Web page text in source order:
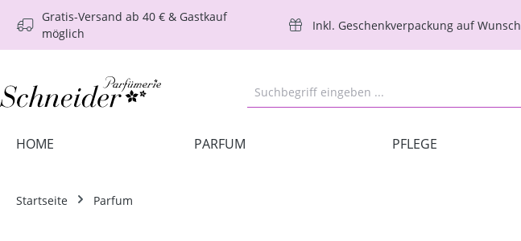
Hauptinhalt springen
Zur Suche springen
Zur Hauptnavigation springen
Gratis-Versand ab 40 € & Gastkauf
möglich
Inkl. Geschenkverpackung auf Wunsch
HOME PARFUM PFLEGE
Startseite Parfum